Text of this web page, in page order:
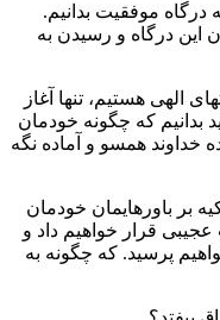
درگاه موفقیت بدانیم.
این درگاه و رسیدن به
الهی هستیم، تنها آغاز
بدانیم که چگونه خودمان
خداوند همسو و آماده نگه
بر باورهایمان خودمان
عجیبی قرار خواهیم داد و
پرسید. که چگونه به